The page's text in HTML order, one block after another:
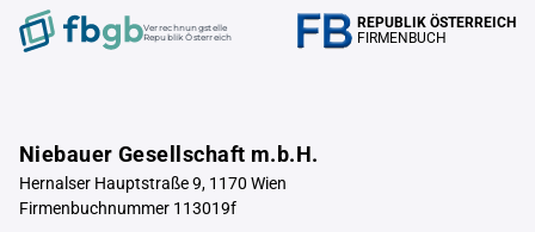
Verrechnungstelle
Republik Österreich
REPUBLIK ÖSTERREICH
FIRMENBUCH
Niebauer Gesellschaft m.b.H.
Hernalser Hauptstraße 9, 1170 Wien
Firmenbuchnummer 113019f